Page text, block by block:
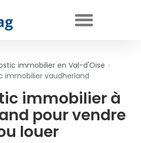
immobilier en Val-d'Oise ›
immobilier vaudherland
immobilier à
pour vendre
louer